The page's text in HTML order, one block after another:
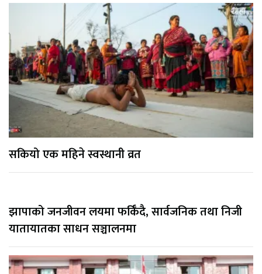
सकियो एक महिने स्वस्थानी व्रत
झापाको जनजीवन लयमा फर्किँदै, सार्वजनिक तथा निजी
यातायातका साधन सञ्चालनमा